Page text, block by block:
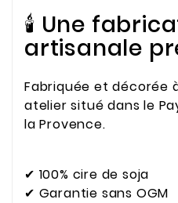
🕯️ Une
artisanale
Fabriquée et décorée
atelier situé dans le
la Provence.
✔ 100% cire de soja
✔ Garantie sans OGM